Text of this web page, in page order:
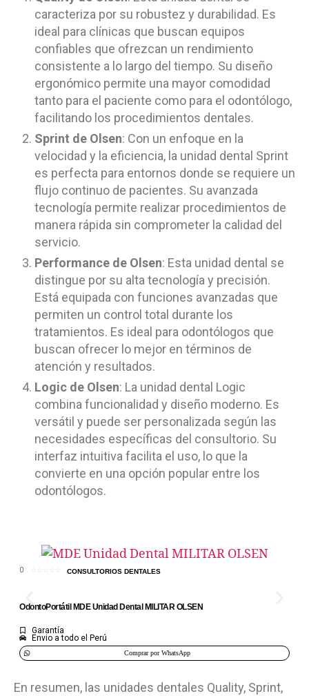
caracteriza por su robustez y durabilidad. Es
ideal para clínicas que buscan equipos
confiables que ofrezcan un rendimiento
consistente a lo largo del tiempo. Su diseño
ergonómico permite una mayor comodidad
tanto para el paciente como para el odontólogo,
facilitando los procedimientos dentales.
Sprint de Olsen: Con un enfoque en la
velocidad y la eficiencia, la unidad dental Sprint
es perfecta para entornos donde se requiere un
flujo continuo de pacientes. Su avanzada
tecnología permite realizar procedimientos de
manera rápida sin comprometer la calidad del
servicio.
Performance de Olsen: Esta unidad dental se
distingue por su alta tecnología y precisión.
Está equipada con funciones avanzadas que
permiten un control total durante los
tratamientos. Es ideal para odontólogos que
buscan ofrecer lo mejor en términos de
atención y resultados.
Logic de Olsen: La unidad dental Logic
combina funcionalidad y diseño moderno. Es
versátil y puede ser personalizada según las
necesidades específicas del consultorio. Su
interfaz intuitiva facilita el uso, lo que la
convierte en una opción popular entre los
odontólogos.
0 CONSULTORIOS DENTALES
OdontoPortátil MDE Unidad Dental MILITAR OLSEN
Garantía
Envio a todo el Perú
Comprar por WhatsApp
En resumen, las unidades dentales Quality, Sprint,